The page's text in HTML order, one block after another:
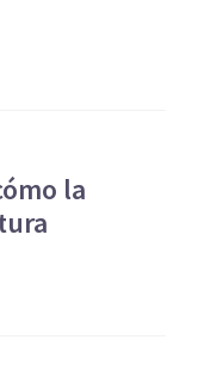
la